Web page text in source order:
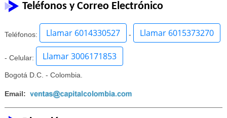
Teléfonos y Correo Electrónico
Teléfonos: Llamar 6014330527 - Llamar 6015373270
- Celular: Llamar 3006171853
Bogotá D.C. - Colombia.
Email: